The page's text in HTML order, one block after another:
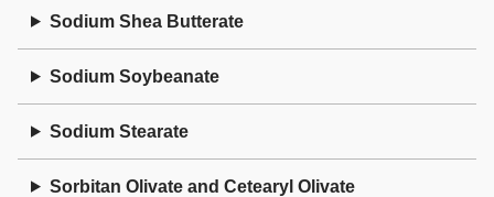
Sodium Shea Butterate
Sodium Soybeanate
Sodium Stearate
Sorbitan Olivate and Cetearyl Olivate